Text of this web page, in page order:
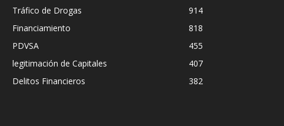
Tráfico de Drogas
914
Financiamiento
818
PDVSA
455
legitimación de Capitales
407
Delitos Financieros
382